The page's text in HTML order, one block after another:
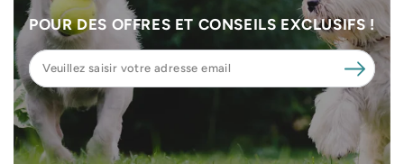
POUR DES OFFRES ET CONSEILS EXCLUSIFS !
Veuillez
saisir
votre
adresse
email